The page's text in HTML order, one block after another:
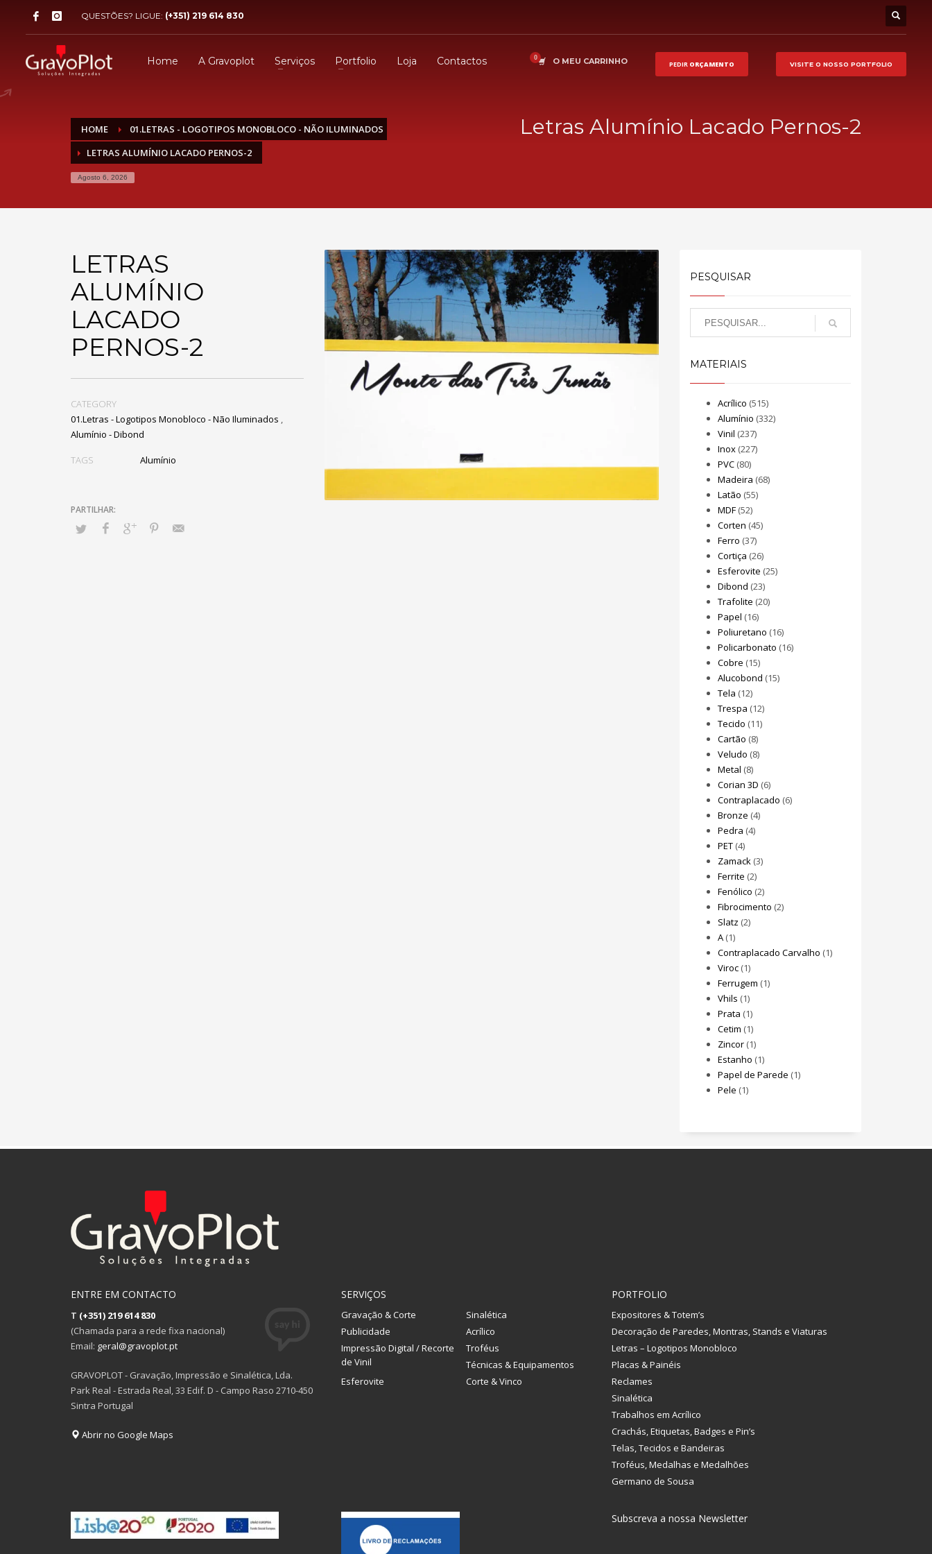
QUESTÕES? LIGUE: (+351) 219 614 830
Home A Gravoplot Serviços Portfolio Loja Contactos O MEU CARRINHO PEDIR ORÇAMENTO VISITE O NOSSO PORTFOLIO
HOME
01.LETRAS - LOGOTIPOS MONOBLOCO - NÃO ILUMINADOS
LETRAS ALUMÍNIO LACADO PERNOS-2
Agosto 6, 2026
Letras Alumínio Lacado Pernos-2
LETRAS
ALUMÍNIO
LACADO
PERNOS-2
CATEGORY
01.Letras - Logotipos Monobloco - Não Iluminados ,
Alumínio - Dibond
TAGS Alumínio
PESQUISAR
MATERIAIS
Acrílico (515)
Alumínio (332)
Vinil (237)
Inox(227)
PVC(80)
Madeira (68)
Latão (55)
MDF(52)
Corten (45)
Ferro (37)
Cortiça (26)
Esferovite (25)
Dibond (23)
Trafolite (20)
Papel (16)
Poliuretano (16)
Policarbonato (16)
Cobre (15)
Alucobond (15)
Tela (12)
Trespa (12)
Tecido (11)
Cartão (8)
Veludo (8)
Metal (8)
Corian 3D (6)
Contraplacado (6)
Bronze (4)
Pedra (4)
PET(4)
Zamack(3)
Ferrite (2)
Fenólico (2)
Fibrocimento (2)
Slatz (2)
A(1)
Contraplacado Carvalho (1)
Viroc(1)
Ferrugem (1)
Vhils (1)
Prata (1)
Cetim (1)
Zincor(1)
Estanho (1)
Papel de Parede (1)
Pele (1)
ENTRE EM CONTACTO
T (+351) 219 614 830
(Chamada para a rede fixa nacional)
Email: geral@gravoplot.pt
GRAVOPLOT - Gravação, Impressão e Sinalética, Lda.
Park Real - Estrada Real, 33 Edif. D - Campo Raso 2710-450
Sintra Portugal
Abrir no Google Maps
SERVIÇOS
Gravação & Corte
Sinalética
Publicidade
Acrílico
Impressão Digital / Recorte
de Vinil
Troféus
Técnicas & Equipamentos
Esferovite
Corte & Vinco
PORTFOLIO
Expositores & Totem’s
Decoração de Paredes, Montras, Stands e Viaturas
Letras – Logotipos Monobloco
Placas & Painéis
Reclames
Sinalética
Trabalhos em Acrílico
Crachás, Etiquetas, Badges e Pin’s
Telas, Tecidos e Bandeiras
Troféus, Medalhas e Medalhões
Germano de Sousa
Subscreva a nossa Newsletter